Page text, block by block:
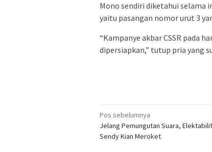
Mono sendiri diketahui selama
yaitu pasangan nomor urut 3
“Kampanye akbar CSSR pada
dipersiapkan,” tutup pria yang
Navigasi
pos
Pos sebelumnya
Jelang Pemungutan Suara,
Sendy Kian Meroket